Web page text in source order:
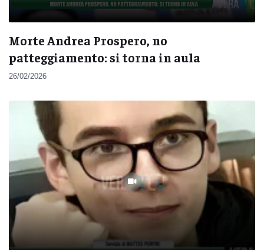
Morte Andrea Prospero, no
patteggiamento: si torna in aula
26/02/2026